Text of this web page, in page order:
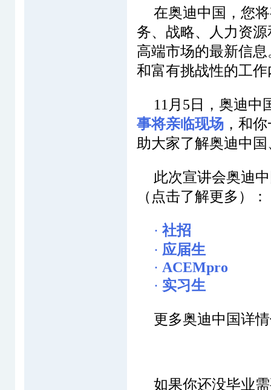
在奥迪中国，您
务、战略、人力资
高端市场的最新信
和富有挑战性的工作
11月5 日，奥迪中
事将亲临现场 ，和
助大家了解奥迪中
此次宣讲会奥迪
（点击了解更多）：
· 社招
· 应届生
· ACEMpro
· 实习生
更多奥迪中国详
如果你还没毕业